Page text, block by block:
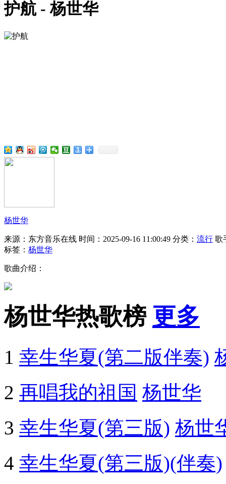
护航 - 杨世华
杨世华
来源：东方音乐在线 时间：2025-09-16 11:00:49 分类： 流行 歌
标签： 杨世华
歌曲介绍：
杨世华热歌榜 更多
1 幸生华夏(第二版伴奏)
2 再唱我的祖国 杨世华
3 幸生华夏(第三版) 杨世
4 幸生华夏(第三版)(伴奏)